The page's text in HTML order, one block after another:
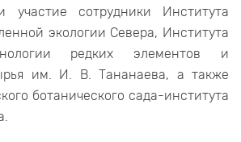
участие сотрудники Института
экологии Севера, Института
редких элементов и
им. И. В. Тананаева, а также
ботанического сада-института